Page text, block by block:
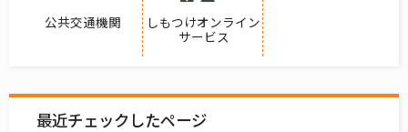
公共交通機関
しもつけオンライン
サービス
最近チェックしたページ